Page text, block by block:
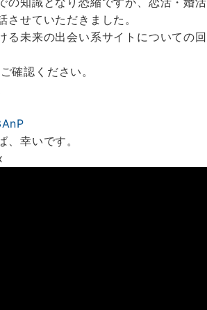
せていただきました。
る未来の出会い系サイトについての回
確認ください。
幸いです。